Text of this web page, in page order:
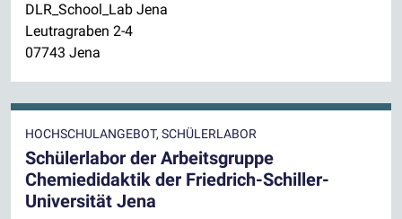
DLR_School_Lab Jena
Leutragraben 2-4
07743 Jena
HOCHSCHULANGEBOT, SCHÜLERLABOR
Schülerlabor der Arbeitsgruppe
Chemiedidaktik der Friedrich-Schiller-
Universität Jena